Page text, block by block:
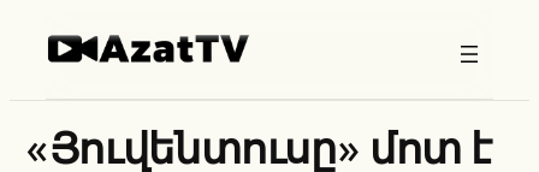
«Յուվենտուսը» մոտ է